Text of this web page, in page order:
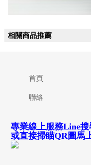
相關商品推薦
首頁
聯絡
專業線上服務Line
或直接掃瞄QR圖馬